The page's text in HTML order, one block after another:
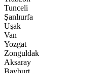
Tunceli
Şanlıurfa
Uşak
Van
Yozgat
Zonguldak
Aksaray
Bayburt